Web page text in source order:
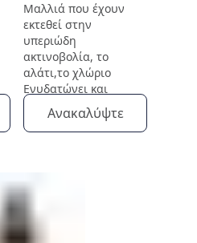
Μαλλιά που έχουν
εκτεθεί στην
υπεριώδη
ακτινοβολία, το
αλάτι,το χλώριο
Ενυδατώνει και
απομακρύνει τα
υπολλείματα
Ανακαλύψτε